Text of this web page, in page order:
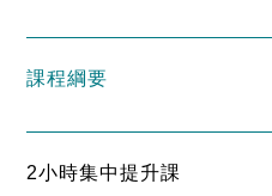
課程綱要
2小時集中提升課